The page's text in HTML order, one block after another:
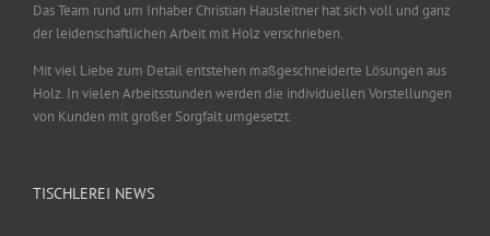
Das Team rund um Inhaber Christian Hausleitner hat sich voll und ganz
der leidenschaftlichen Arbeit mit Holz verschrieben.
Mit viel Liebe zum Detail entstehen maßgeschneiderte Lösungen aus
Holz. In vielen Arbeitsstunden werden die individuellen Vorstellungen
von Kunden mit großer Sorgfalt umgesetzt.
TISCHLEREI NEWS